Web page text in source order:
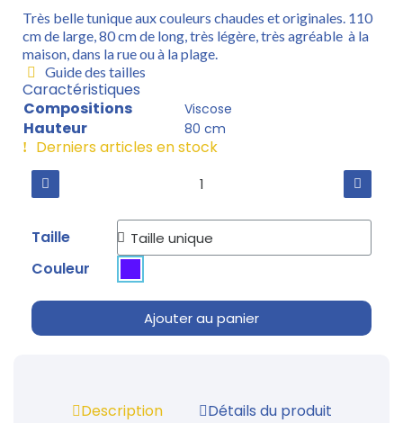
Très belle tunique aux couleurs chaudes et originales. 110
cm de large, 80 cm de long, très légère, très agréable à la
maison, dans la rue ou à la plage.
Guide des tailles
Caractéristiques
Compositions
Viscose
Hauteur 80 cm
Derniers articles en stock
Taille
Couleur
Ajouter au panier
Description
Détails du produit